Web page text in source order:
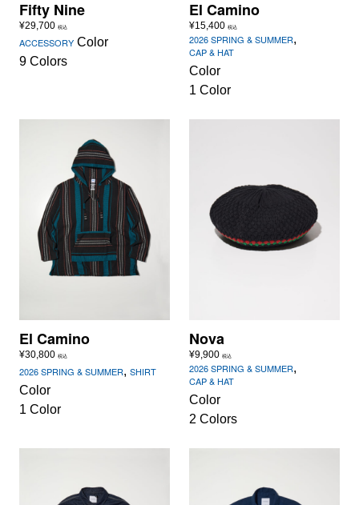
Fifty Nine
¥29,700 税込
ACCESSORY Color
9 Colors
El Camino
¥15,400 税込
2026 SPRING & SUMMER,
CAP & HAT
Color
1 Color
El Camino
¥30,800 税込
2026 SPRING & SUMMER, SHIRT
Color
1 Color
Nova
¥9,900 税込
2026 SPRING & SUMMER,
CAP & HAT
Color
2 Colors